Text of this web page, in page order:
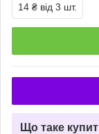
14 ₴ від 3 шт.
Що таке